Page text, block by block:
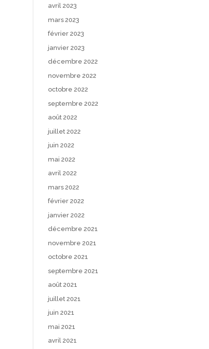
avril 2023
mars 2023
février 2023
janvier 2023
décembre 2022
novembre 2022
octobre 2022
septembre 2022
août 2022
juillet 2022
juin 2022
mai 2022
avril 2022
mars 2022
février 2022
janvier 2022
décembre 2021
novembre 2021
octobre 2021
septembre 2021
août 2021
juillet 2021
juin 2021
mai 2021
avril 2021